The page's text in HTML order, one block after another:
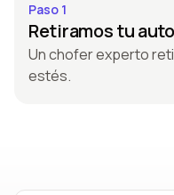
Paso 1
Retiramos tu auto
Un chofer experto
estés.